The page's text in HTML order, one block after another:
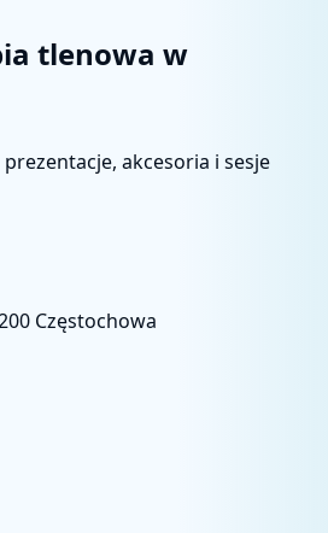
tlenowa w
akcesoria i sesje
Częstochowa